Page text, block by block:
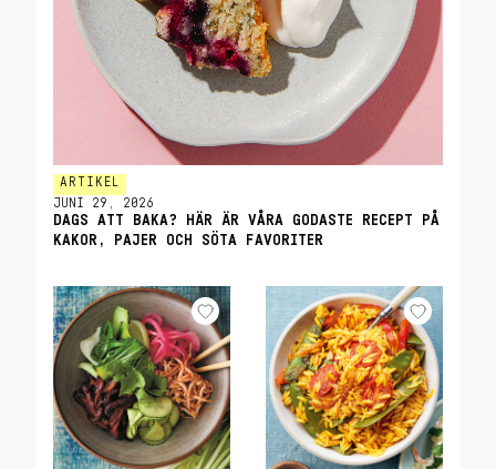
ARTIKEL
JUNI 29, 2026
DAGS ATT BAKA? HÄR ÄR VÅRA GODASTE RECEPT PÅ
KAKOR, PAJER OCH SÖTA FAVORITER